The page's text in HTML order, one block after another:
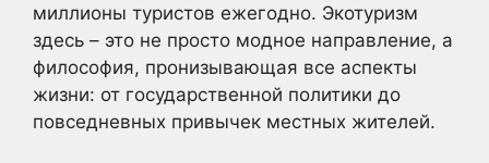
миллионы туристов ежегодно. Экотуризм
здесь – это не просто модное направление, а
философия, пронизывающая все аспекты
жизни: от государственной политики до
повседневных привычек местных жителей.